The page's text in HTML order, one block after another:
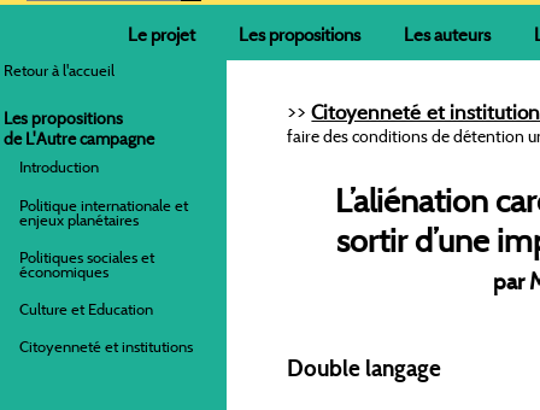
Le projet Les propositions Les auteurs
Retour à l'accueil
Les propositions
de L'Autre campagne
Introduction
Politique internationale et
enjeux planétaires
Politiques sociales et
économiques
Culture et Education
Citoyenneté et institutions
>>Citoyenneté et
faire des conditions de détention
L’aliénation
sortir d’une
par
Double langage